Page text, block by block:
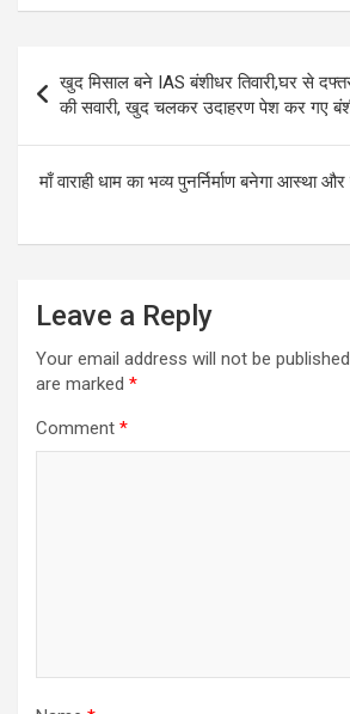
at
s
A
p
p
ce
b
o
o
k
e
gr
a
m
ail ar
navigation
खुद मिसाल बने IAS बंशीधर तिवारी,घर से
की सवारी, खुद चलकर उदाहरण पेश कर गए
माँ वाराही धाम का भव्य पुनर्निर्माण बनेगा आस्था
Leave a Reply
Your email address will not be
are marked *
Comment *